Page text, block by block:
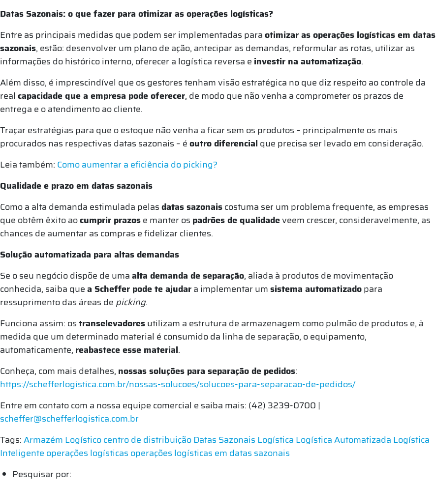
Datas Sazonais: o que fazer para otimizar as operações logísticas?
Entre as principais medidas que podem ser implementadas paraotimizar as operações logísticas em datas
sazonais, estão: desenvolver um plano de ação, antecipar as demandas, reformular as rotas, utilizar as
informações do histórico interno, oferecer a logística reversa e investir na automatização.
Além disso, é imprescindível que os gestores tenham visão estratégica no que diz respeito ao controle da
real capacidade que a empresa pode oferecer, de modo que não venha a comprometer os prazos de
entrega e o atendimento ao cliente.
Traçar estratégias para que o estoque não venha a ficar sem os produtos – principalmente os mais
procurados nas respectivas datas sazonais – éoutro diferencial que precisa ser levado em consideração.
Leia também: Como aumentar a eficiência do picking?
Qualidade e prazo em datas sazonais
Como a alta demanda estimulada pelasdatas sazonaiscostuma ser um problema frequente, as empresas
que obtêm êxito aocumprir prazose manter os padrões de qualidadeveem crescer, consideravelmente, as
chances de aumentar as compras e fidelizar clientes.
Solução automatizada para altas demandas
Se o seu negócio dispõe de umaalta demanda de separação, aliada à produtos de movimentação
conhecida, saiba quea Scheffer pode te ajudara implementar umsistema automatizadopara
ressuprimento das áreas de picking.
Funciona assim: ostranselevadoresutilizam a estrutura de armazenagem como pulmão de produtos e, à
medida que um determinado material é consumido da linha de separação, o equipamento,
automaticamente, reabastece esse material.
Conheça, com mais detalhes, nossas soluções para separação de pedidos:
https://schefferlogistica.com.br/nossas-solucoes/solucoes-para-separacao-de-pedidos/
Entre em contato com a nossa equipe comercial e saiba mais: (42) 3239-0700 |
scheffer@schefferlogistica.com.br
Tags:Armazém Logísticocentro de distribuiçãoDatas Sazonais Logística Logística Automatizada Logística
Inteligente operações logísticas operações logísticas em datas sazonais
Pesquisar por: